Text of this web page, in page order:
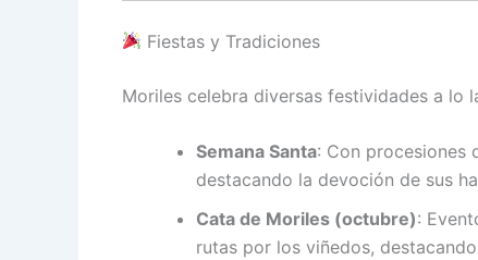
Fiestas y Tradiciones
Moriles celebra diversas festividades a lo
Semana Santa: Con procesiones
destacando la devoción de sus
Cata de Moriles (octubre):
rutas por los viñedos,